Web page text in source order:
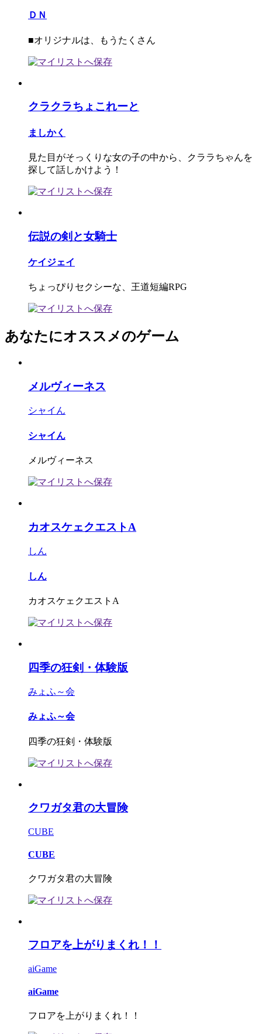
ＤＮ
■オリジナルは、もうたくさん
クラクラちょこれーと
ましかく
見た目がそっくりな女の子の中から、クララちゃんを
探して話しかけよう！
伝説の剣と女騎士
ケイジェイ
ちょっぴりセクシーな、王道短編RPG
あなたにオススメのゲーム
メルヴィーネス
シャイん
シャイん
メルヴィーネス
カオスケェクエストA
しん
しん
カオスケェクエストA
四季の狂剣・体験版
みょふ～会
みょふ～会
四季の狂剣・体験版
クワガタ君の大冒険
CUBE
CUBE
クワガタ君の大冒険
フロアを上がりまくれ！！
aiGame
aiGame
フロアを上がりまくれ！！